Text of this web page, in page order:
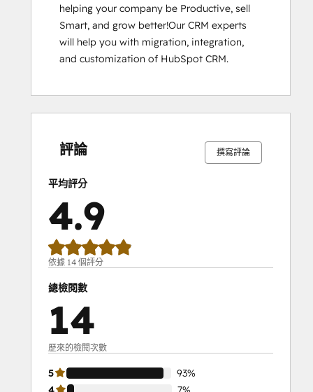
helping your company be Productive, sell
Smart, and grow better!Our CRM experts
will help you with migration, integration,
and customization of HubSpot CRM.
評論 撰寫評論
平均評分
4.9
依據 14 個評分
總檢閱數
14
歷來的檢閱次數
5
93%
成
成
成
成
成